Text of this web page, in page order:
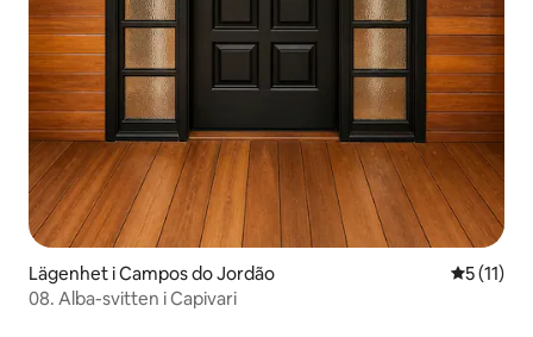
Lägenhet i Campos do Jordão 5 av 5 i
5 (11)
08. Alba-svitten i Capivari